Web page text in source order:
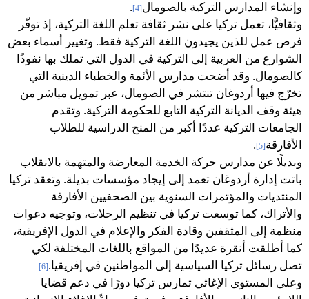
وإنشاء المدارس التركية بالصومال [4]
.
وثقافيًّا، تعمل تركيا على نشر ثقافة تعلم اللغة التركية، إذ توفّر
فرص عمل للذين يجيدون اللغة التركية فقط. وتغيير أسماء بعض
الشوارع من العربية إلى التركية في الدول التي تملك بها نفوذًا
كالصومال. وقد أضحت مدارس الأئمة والخطباء الدينية التي
تخرّج فيها أردوغان تنتشر في الصومال، عبر تمويل مباشر من
هيئة وقف الديانة التركية التابع للحكومة التركية. وتقدم
الجامعات التركية عددًا أكبر من المنح الدراسية للطلاب
الأفارقة [5]
.
وبديلًا عن مدارس حركة الخدمة المعارضة والمتهمة بالانقلاب
باتت إدارة أردوغان تعمد إلى إيجاد مؤسسات بديلة. وتعقد تركيا
المنتديات والمؤتمرات السنوية بين الصحفيين الأفارقة
والأتراك، كما توسعت تركيا في تنظيم الرحلات، وتوجيه دعوات
منظمة إلى المثقفين وقادة الفكر والإعلام في الدول الإفريقية،
كما أطلقت أنقرة عديدًا من المواقع باللغات المختلفة لكي
تصل رسائل تركيا السياسية إلى المواطنين في إفريقيا. [6]
وعلى المستوى الإغاثي تمارس تركيا دورًا في دعم قضايا